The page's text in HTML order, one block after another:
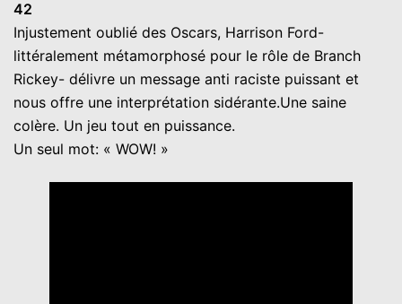
42
Injustement oublié des Oscars, Harrison Ford-
littéralement métamorphosé pour le rôle de Branch
Rickey- délivre un message anti raciste puissant et
nous offre une interprétation sidérante.Une saine
colère. Un jeu tout en puissance.
Un seul mot: « WOW! »